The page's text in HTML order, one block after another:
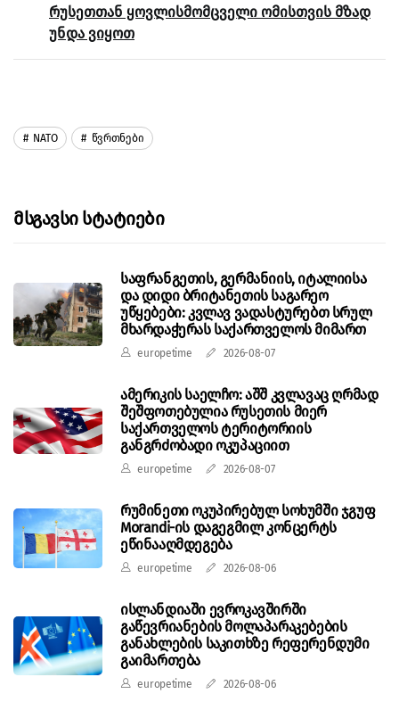
რუსეთთან ყოვლისმომცველი ომისთვის მზად
უნდა ვიყოთ
NATO Წვრთნები
Მსგავსი Სტატიები
საფრანგეთის, გერმანიის, იტალიისა
და დიდი ბრიტანეთის საგარეო
უწყებები: კვლავ ვადასტურებთ სრულ
მხარდაჭერას საქართველოს მიმართ
europetime 2026-08-07
ამერიკის საელჩო: აშშ კვლავაც ღრმად
შეშფოთებულია რუსეთის მიერ
საქართველოს ტერიტორიის
განგრძობადი ოკუპაციით
europetime 2026-08-07
რუმინეთი ოკუპირებულ სოხუმში ჯგუფ
Morandi-ის დაგეგმილ კონცერტს
ეწინააღმდეგება
europetime 2026-08-06
ისლანდიაში ევროკავშირში
გაწევრიანების მოლაპარაკებების
განახლების საკითხზე რეფერენდუმი
გაიმართება
europetime 2026-08-06